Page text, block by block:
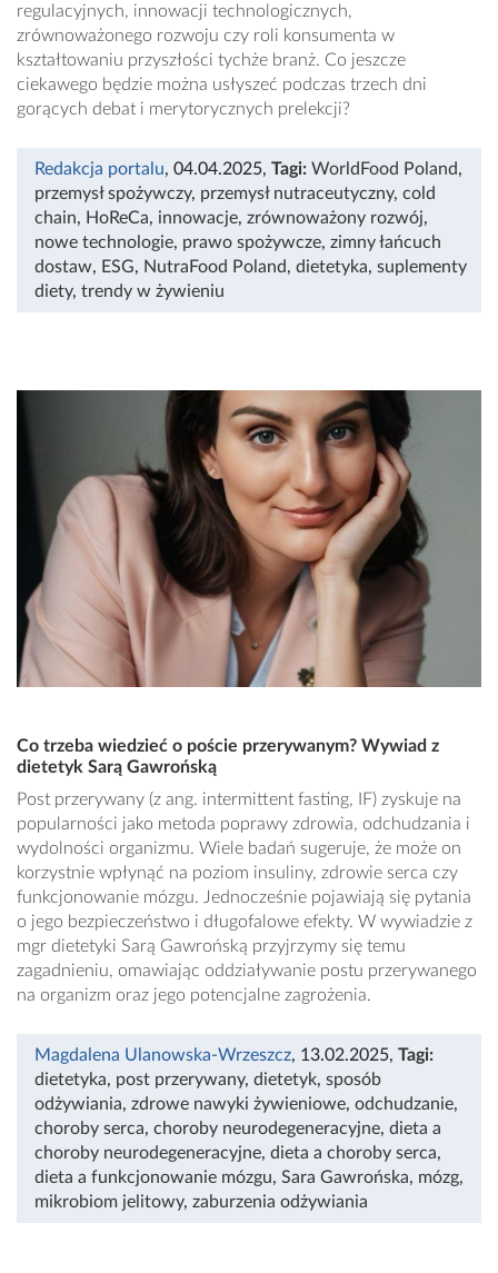
regulacyjnych, innowacji technologicznych,
zrównoważonego rozwoju czy roli konsumenta w
kształtowaniu przyszłości tychże branż. Co jeszcze
ciekawego będzie można usłyszeć podczas trzech dni
gorących debat i merytorycznych prelekcji?
Redakcja portalu, 04.04.2025, Tagi: WorldFood Poland,
przemysł spożywczy, przemysł nutraceutyczny, cold
chain, HoReCa, innowacje, zrównoważony rozwój,
nowe technologie, prawo spożywcze, zimny łańcuch
dostaw, ESG, NutraFood Poland, dietetyka, suplementy
diety, trendy w żywieniu
Co trzeba wiedzieć o poście przerywanym? Wywiad z
dietetyk Sarą Gawrońską
Post przerywany (z ang. intermittent fasting, IF) zyskuje na
popularności jako metoda poprawy zdrowia, odchudzania i
wydolności organizmu. Wiele badań sugeruje, że może on
korzystnie wpłynąć na poziom insuliny, zdrowie serca czy
funkcjonowanie mózgu. Jednocześnie pojawiają się pytania
o jego bezpieczeństwo i długofalowe efekty. W wywiadzie z
mgr dietetyki Sarą Gawrońską przyjrzymy się temu
zagadnieniu, omawiając oddziaływanie postu przerywanego
na organizm oraz jego potencjalne zagrożenia.
Magdalena Ulanowska-Wrzeszcz, 13.02.2025, Tagi:
dietetyka, post przerywany, dietetyk, sposób
odżywiania, zdrowe nawyki żywieniowe, odchudzanie,
choroby serca, choroby neurodegeneracyjne, dieta a
choroby neurodegeneracyjne, dieta a choroby serca,
dieta a funkcjonowanie mózgu, Sara Gawrońska, mózg,
mikrobiom jelitowy, zaburzenia odżywiania